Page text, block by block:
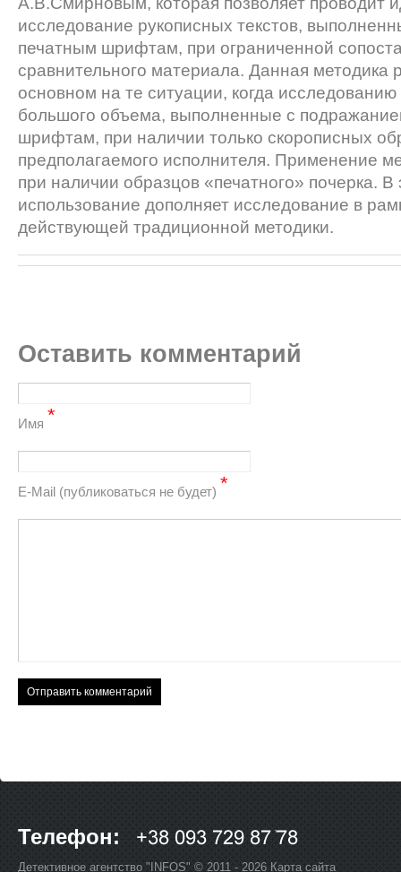
исследование рукописных текстов,
печатным шрифтам, при ограниченной
сравнительного материала. Данная методика
основном на те ситуации, когда
большого объема, выполненные с
шрифтам, при наличии только скорописных
предполагаемого исполнителя. Применение
при наличии образцов «печатного» по­черка. В
использование дополняет исследова­ние в
действующей традиционной методики.
Оставить комментарий
Имя *
Е-Mail (публиковаться не будет) *
Телефон:
Детективное агентство "INFOS" © 2011 - 2026 Карта сайта